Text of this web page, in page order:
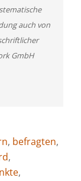
auch von
GmbH
, befragten,
,
,